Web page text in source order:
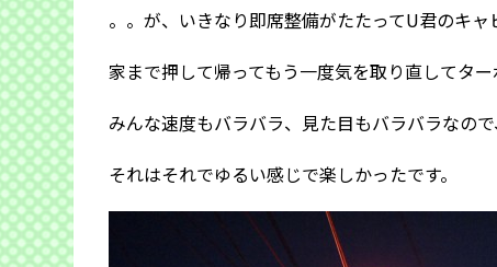
。。が、いきなり即席整備がたたってU君のキャ
家まで押して帰ってもう一度気を取り直してター
みんな速度もバラバラ、見た目もバラバラなの
それはそれでゆるい感じで楽しかったです。